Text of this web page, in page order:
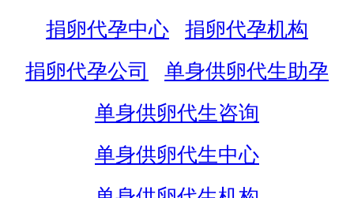
捐卵代孕中心
捐卵代孕机构
捐卵代孕公司
单身供卵代生助孕
单身供卵代生咨询
单身供卵代生中心